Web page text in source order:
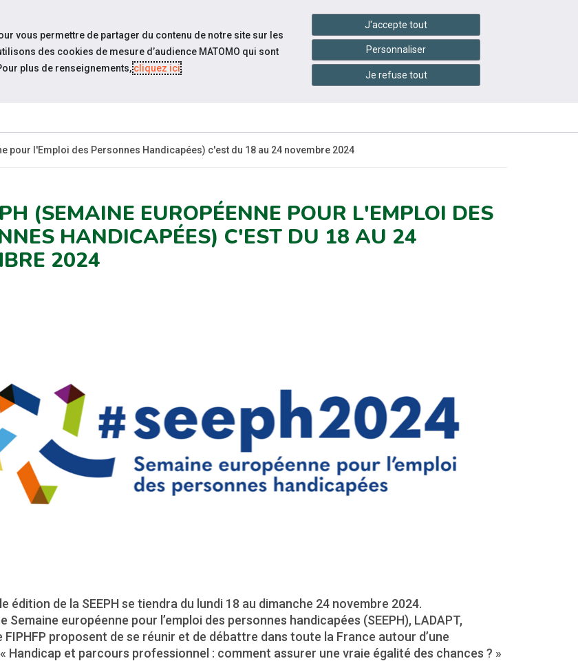
Accessibilité handshake Services en ligne
ESPACE
ESPACE
PRATIQUES
CONTACTEZ-
NOUS
ÉVÉNEMENTS
pour l'Emploi des Personnes Handicapées) c'est du 18 au 24 novembre 2024
(SEMAINE EUROPÉENNE POUR L'EMPLOI DES
HANDICAPÉES) C'EST DU 18 AU 24
2024
édition de la SEEPH se tiendra du lundi 18 au dimanche 24 novembre 2024.
Semaine européenne pour l’emploi des personnes handicapées (SEEPH), LADAPT,
FIPHFP proposent de se réunir et de débattre dans toute la France autour d’une
Handicap et parcours professionnel : comment assurer une vraie égalité des chances ? »
vous permettre de partager du contenu de notre site sur les
des cookies de mesure d’audience MATOMO qui sont
plus de renseignements,cliquez ici.
J'accepte tout
Personnaliser
Je refuse tout